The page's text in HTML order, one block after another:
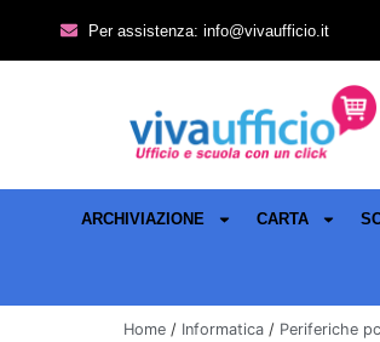
Per assistenza: info@vivaufficio.it
ARCHIVIAZIONE CARTA
Home / Informatica / Periferiche pc